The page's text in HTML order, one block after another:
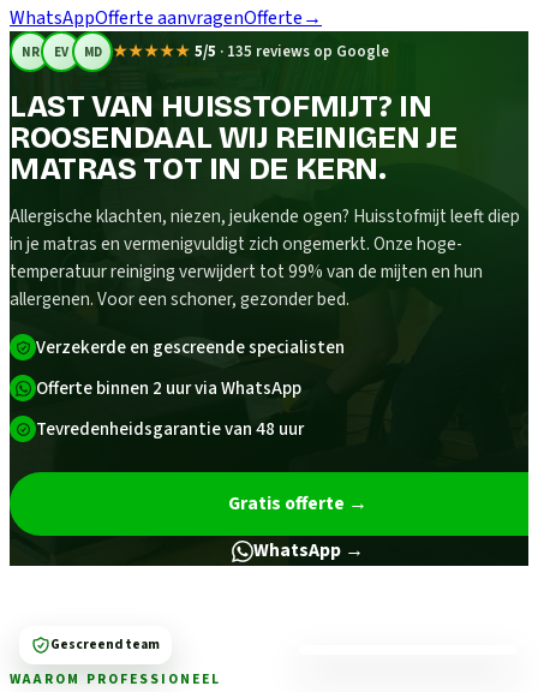
WhatsAppOfferte aanvragenOfferte→
NR EV MD ★★★★★ 5/5 · 135 reviews op Google
LAST VAN HUISSTOFMIJT? IN
ROOSENDAAL WIJ REINIGEN JE
MATRAS TOT IN DE KERN.
Allergische klachten, niezen, jeukende ogen? Huisstofmijt leeft diep
in je matras en vermenigvuldigt zich ongemerkt. Onze hoge-
temperatuur reiniging verwijdert tot 99% van de mijten en hun
allergenen. Voor een schoner, gezonder bed.
Verzekerde en gescreende specialisten
Offerte binnen 2 uur via WhatsApp
Tevredenheidsgarantie van 48 uur
Gratis offerte →
WhatsApp →
WAAROM PROFESSIONEEL
Gescreend team